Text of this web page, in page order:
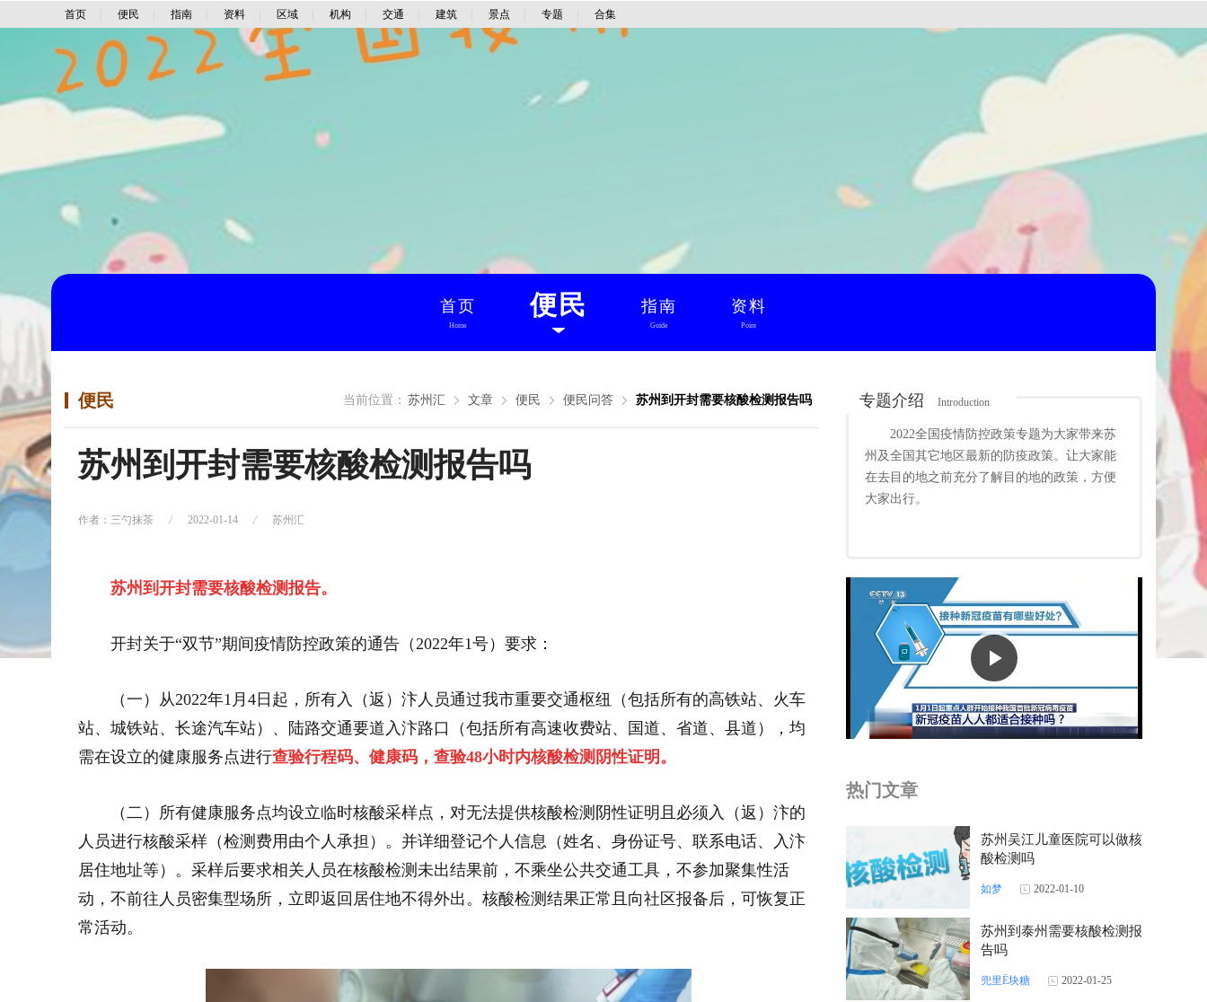
首页 便民 指南 资料 区域 机构 交通 建筑 景点 专题 合集
首页
Home
便民 指南
Guide
资料
Point
便民 当前位置： 苏州汇 文章 便民 便民问答 苏州到开封需要核酸检测报告吗
苏州到开封需要核酸检测报告吗
作者：三勺抹茶 2022-01-14 苏州汇
苏州到开封需要核酸检测报告。
开封关于“双节”期间疫情防控政策的通告（2022年1号）要求：
（一）从2022年1月4日起，所有入（返）汴人员通过我市重要交通枢纽（包括所有的高铁站、火车
站、城铁站、长途汽车站）、陆路交通要道入汴路口（包括所有高速收费站、国道、省道、县道），均
需在设立的健康服务点进行查验行程码、健康码，查验48小时内核酸检测阴性证明。
（二）所有健康服务点均设立临时核酸采样点，对无法提供核酸检测阴性证明且必须入（返）汴的
人员进行核酸采样（检测费用由个人承担）。并详细登记个人信息（姓名、身份证号、联系电话、入汴
居住地址等）。采样后要求相关人员在核酸检测未出结果前，不乘坐公共交通工具，不参加聚集性活
动，不前往人员密集型场所，立即返回居住地不得外出。核酸检测结果正常且向社区报备后，可恢复正
常活动。
专题介绍 Introduction
2022全国疫情防控政策专题为大家带来苏
州及全国其它地区最新的防疫政策。让大家能
在去目的地之前充分了解目的地的政策，方便
大家出行。
Play
Video
热门文章
苏州吴江儿童医院可以做核
酸检测吗
如梦 2022-01-10
苏州到泰州需要核酸检测报
告吗
兜里Ё块糖 2022-01-25